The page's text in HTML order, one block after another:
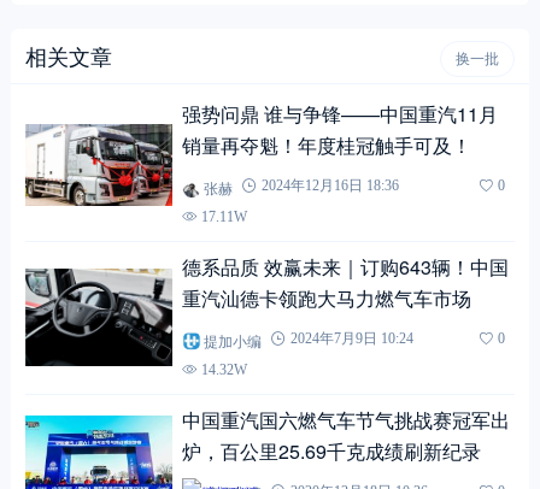
相关文章 换一批
强势问鼎 谁与争锋——中国重汽11月
销量再夺魁！年度桂冠触手可及！
张赫 2024年12月16日 18:36
0
17.11W
德系品质 效赢未来｜订购643辆！中国
重汽汕德卡领跑大马力燃气车市场
提加小编 2024年7月9日 10:24
0
14.32W
中国重汽国六燃气车节气挑战赛冠军出
炉，百公里25.69千克成绩刷新纪录